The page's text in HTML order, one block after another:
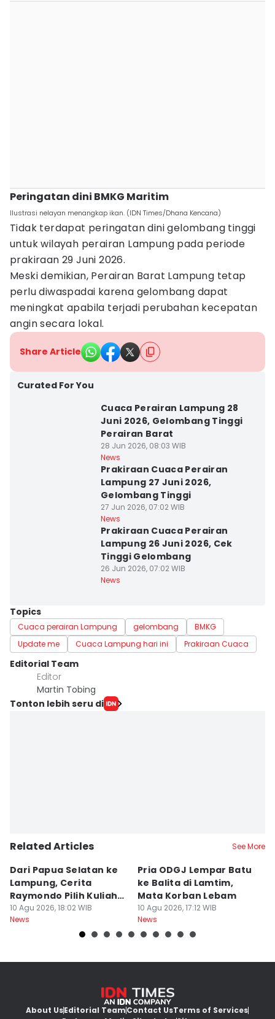
Peringatan dini BMKG Maritim
Ilustrasi nelayan menangkap ikan. (IDN Times/Dhana Kencana)
Tidak terdapat peringatan dini gelombang tinggi
untuk wilayah perairan Lampung pada periode
prakiraan 29 Juni 2026.
Meski demikian, Perairan Barat Lampung tetap
perlu diwaspadai karena gelombang dapat
meningkat apabila terjadi perubahan kecepatan
angin secara lokal.
Share Article
Curated For You
Cuaca Perairan Lampung 28
Juni 2026, Gelombang Tinggi
Perairan Barat
28 Jun 2026, 08:03 WIB
News
Prakiraan Cuaca Perairan
Lampung 27 Juni 2026,
Gelombang Tinggi
27 Jun 2026, 07:02 WIB
News
Prakiraan Cuaca Perairan
Lampung 26 Juni 2026, Cek
Tinggi Gelombang
26 Jun 2026, 07:02 WIB
News
Topics
Cuaca perairan Lampung gelombang
BMKG
Update me
Cuaca Lampung hari ini Prakiraan Cuaca
Editorial Team
Editor
Martin Tobing
Tonton lebih seru di
Related Articles See More
Dari Papua Selatan ke
Lampung, Cerita
Raymondo Pilih Kuliah
ITERA
10 Agu 2026, 18:02 WIB
News
Pria ODGJ Lempar Batu
ke Balita di Lamtim,
Mata Korban Lebam
10 Agu 2026, 17:12 WIB
News
About UsEditorial TeamContact UsTerms of Services